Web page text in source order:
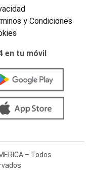
y Condiciones
en tu móvil
– Todos